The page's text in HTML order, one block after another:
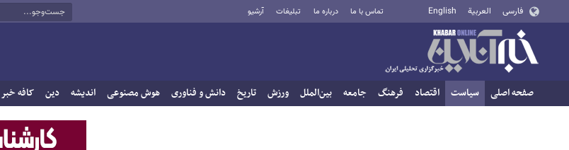
فارسی العربية English تماس با ما درباره ما تبلیغات آرشیو
صفحه اصلی سیاست اقتصاد فرهنگ جامعه بین‌الملل ورزش تاریخ دانش و فناوری هوش مصنوعی اندیشه دین کافه خبر